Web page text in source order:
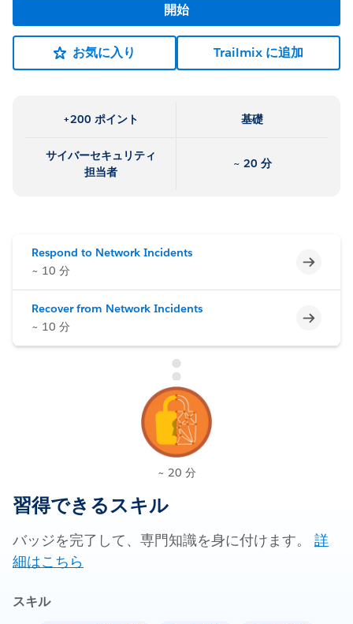
開始
お気に入り Trailmix に追加
+200 ポイント 基礎
サイバーセキュリティ
担当者
~ 20 分
Respond to Network Incidents
~ 10 分
未完了
Recover from Network Incidents
~ 10 分
未完了
~ 20 分
習得できるスキル
バッジを完了して、専門知識を身に付けます。 詳
細はこちら
スキル